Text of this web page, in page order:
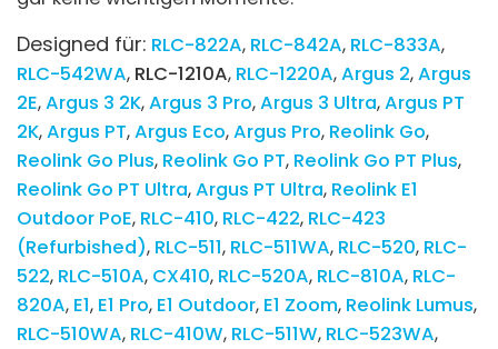
Designed für: RLC-822A RLC-842A RLC-833A
RLC-542WA RLC-1210A RLC-1220A Argus 2 Argus
2E Argus 3 2K Argus 3 Pro Argus 3 Ultra Argus PT
2K Argus PT Argus Eco Argus Pro Reolink Go
Reolink Go Plus Reolink Go PT Reolink Go PT Plus
Reolink Go PT Ultra Argus PT Ultra Reolink E1
Outdoor PoE RLC-410 RLC-422 RLC-423
(Refurbished) RLC-511 RLC-511WA RLC-520 RLC-
522 RLC-510A CX410 RLC-520A RLC-810A RLC-
820A E1 E1 Pro E1 Outdoor E1 Zoom Reolink Lumus
RLC-510WA RLC-410W RLC-511W RLC-523WA